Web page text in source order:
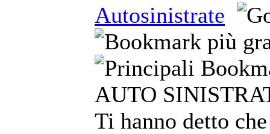
Autosinistrate
AUTO
Ti hanno detto